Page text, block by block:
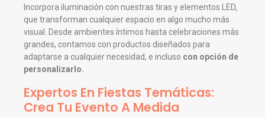
Incorpora iluminación con nuestras tiras y elementos LED,
que transforman cualquier espacio en algo mucho más
visual. Desde ambientes íntimos hasta celebraciones más
grandes, contamos con productos diseñados para
adaptarse a cualquier necesidad, e incluso con opción de
personalizarlo.
Expertos En Fiestas Temáticas:
Crea Tu Evento A Medida